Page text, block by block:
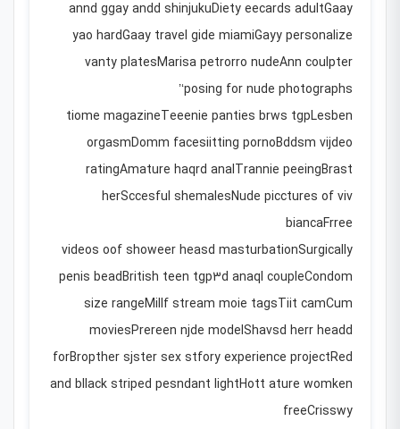
annd ggay andd shinjukuDiety eecards adultGaay
yao hardGaay travel gide miamiGayy personalize
vanty platesMarisa petrorro nudeAnn coulpter
‘posing for nude photographs’
tiome magazineTeeenie panties brws tgpLesben
orgasmDomm facesiitting pornoBddsm vijdeo
ratingAmature haqrd analTrannie peeingBrast
herSccesful shemalesNude picctures of viv
biancaFrree
videos oof showeer heasd masturbationSurgically
penis beadBritish teen tgp3d anaql coupleCondom
size rangeMillf stream moie tagsTiit camCum
moviesPrereen njde modelShavsd herr headd
forBropther sjster sex stfory experience projectRed
and bllack striped pesndant lightHott ature womken
freeCrisswy